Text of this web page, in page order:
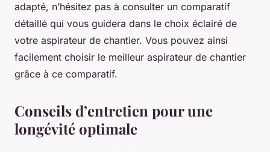
adapté, n’hésitez pas à consulter un comparatif
détaillé qui vous guidera dans le choix éclairé de
votre aspirateur de chantier. Vous pouvez ainsi
facilement choisir le meilleur aspirateur de chantier
grâce à ce comparatif.
Conseils d’entretien pour une
longévité optimale